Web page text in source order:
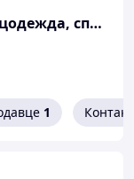
GROUP" -
1